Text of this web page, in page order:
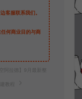
客服联系我们。
何商业目的与商
阿拉德】9月最新整
教程